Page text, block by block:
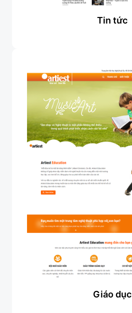
Tin tức
Giáo dục